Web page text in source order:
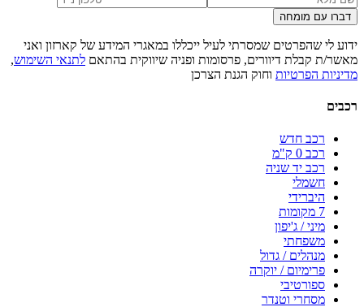
דברו עם מומחה
ידוע לי שהפרטים שמסרתי לעיל ייכללו במאגרי המידע של קארזון ואני
מאשר/ת קבלת דיוורים, פרסומות ופניה שיווקית בהתאם לתנאי השימוש,
מדיניות הפרטיות וחוק הגנת הצרכן
רכבים
רכב חדש
רכב 0 ק"מ
רכב יד שניה
חשמלי
היברידי
7 מקומות
מיני / ג'יפון
משפחתי
מנהלים / גדול
פרימיום / יוקרה
ספורטיבי
מסחרי וטנדר